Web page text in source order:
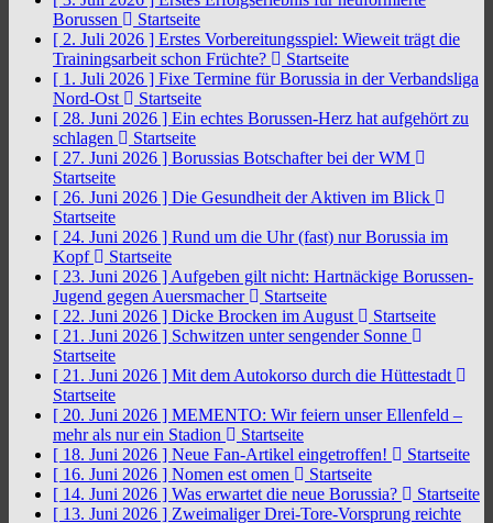
Borussen
Startseite
[ 2. Juli 2026 ] Erstes Vorbereitungsspiel: Wieweit trägt die
Trainingsarbeit schon Früchte?
Startseite
[ 1. Juli 2026 ] Fixe Termine für Borussia in der Verbandsliga
Nord-Ost
Startseite
[ 28. Juni 2026 ] Ein echtes Borussen-Herz hat aufgehört zu
schlagen
Startseite
[ 27. Juni 2026 ] Borussias Botschafter bei der WM
Startseite
[ 26. Juni 2026 ] Die Gesundheit der Aktiven im Blick
Startseite
[ 24. Juni 2026 ] Rund um die Uhr (fast) nur Borussia im
Kopf
Startseite
[ 23. Juni 2026 ] Aufgeben gilt nicht: Hartnäckige Borussen-
Jugend gegen Auersmacher
Startseite
[ 22. Juni 2026 ] Dicke Brocken im August
Startseite
[ 21. Juni 2026 ] Schwitzen unter sengender Sonne
Startseite
[ 21. Juni 2026 ] Mit dem Autokorso durch die Hüttestadt
Startseite
[ 20. Juni 2026 ] MEMENTO: Wir feiern unser Ellenfeld –
mehr als nur ein Stadion
Startseite
[ 18. Juni 2026 ] Neue Fan-Artikel eingetroffen!
Startseite
[ 16. Juni 2026 ] Nomen est omen
Startseite
[ 14. Juni 2026 ] Was erwartet die neue Borussia?
Startseite
[ 13. Juni 2026 ] Zweimaliger Drei-Tore-Vorsprung reichte